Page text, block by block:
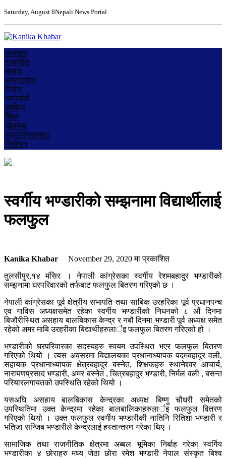
Saturday, August 8Nepali News Portal
समाचार
राजनीति
समाज
सम्पादकीय
विचार
अन्तर्वार्ता
साहित्य
शिक्षा
खेलकुद
पत्रपत्रिकाबाट
निर्वाचन
स्वर्गीय भण्डारीको सम्झनामा विद्यार्थीलाई
फलफुल
Kanika Khabar November 29, 2020मा प्रकाशित
तुलसीपुर,१४ मंसिर । नेपाली कांग्रेसका स्वर्गीय रेशमबहादुर भण्डारीको
सम्झनामा घरपरिवारको तर्फबाट फलफुल बितरण गरिएको छ ।
नेपाली कांग्रेसका पूर्व क्षेत्रीय सभापति तथा साबिक उरहरिका पूर्व प्रधानपन्च
एव गाविस अध्यक्षसमेत रहेका स्वर्गीय भण्डारीको निधनको ८ औं दिनमा
बिजौरीस्थित असहाय बालबिकास केन्द्र र नबौ दिनमा भण्डारी पूर्व अध्यक्ष समेत
रहेको अमर माबि उरहरीका बिद्यार्थीहरुलार्इ फलफुल बितरण गरिएको हो ।
भण्डारीको घरपरिवारका सदस्यहरु स्वयम उपस्थित भएर फलफुल बितरण
गरिएको थियो । त्यस अबसरमा बिद्यालयका प्रधानाध्यापक पदमबहादुर वली,
सहायक प्रधानाध्यापक क्षेत्रबहादुर बस्नेत, शिक्षकहरु स्थानेश्वर आचार्य,
नारायणप्रसाद भण्डारी, अमर बस्नेत , चित्रबहादुर भण्डारी, निर्मल वली , बसन्त
परियारलगायतको उपस्थिति रहेको थियो ।
यसअघि असहाय बालबिकास केन्द्रका अध्यक्ष बिष्णु चौधरी समेतको
उपस्थितिमा उक्त केन्द्रमा रहेका बालबालिकाहरुलार्इ फलफुल वितरण
गरिएको थियो । उक्त फलफुल स्वर्गीय भण्डारीकी नातिनि रितिशा भण्डारी र
भतिजा सन्जिब भण्डारीले केन्द्रलाई हस्तान्तरण गरेका थिए ।
सामाजिक तथा राजनीतिक क्षेत्रमा अब्बल भूमिका निर्बाह गरेका स्वर्गिय
भण्डारीका ४ छोराहरु मध्य जेठा छोरा रमेश भण्डारी नेपाल संस्कृत बिश्व